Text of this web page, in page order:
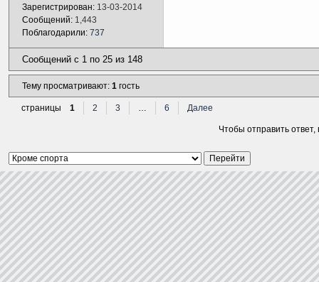
Зарегистрирован: 13-03-2014
Сообщений: 1,443
Поблагодарили: 737
Сообщений с 1 по 25 из 148
Тему просматривают: 1 гость
страницы 1 2 3 … 6 Далее
Чтобы отправить